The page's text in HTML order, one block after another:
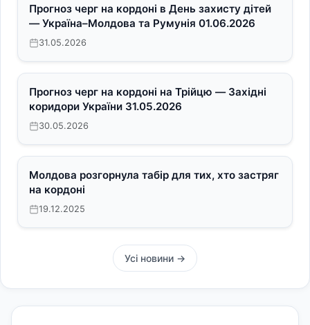
Прогноз черг на кордоні в День захисту дітей
— Україна–Молдова та Румунія 01.06.2026
31.05.2026
Прогноз черг на кордоні на Трійцю — Західні
коридори України 31.05.2026
30.05.2026
Молдова розгорнула табір для тих, хто застряг
на кордоні
19.12.2025
Усі новини →